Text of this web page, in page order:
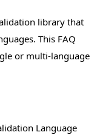
library that
This FAQ
or multi-language
Language